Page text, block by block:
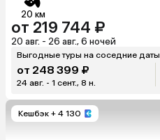
20 км
от 219 744 ₽
20 авг. - 26 авг., 6 ночей
Выгодные туры на соседние даты
от 248 399 ₽
24 авг. - 1 сент., 8 н.
Кешбэк + 4 130